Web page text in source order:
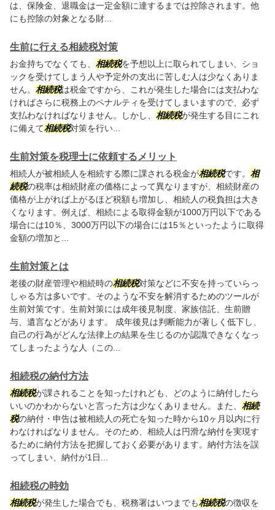
は、保険金、退職金は一定金額に達するまでは控除されます。他
にも控除の対象となる財...
生前に行える相続税対策
お金持ちでなくても、 相続税を予想以上に取られてしまい、ショ
ックを受けてしまう人や予定外の支出に苦しむ人は少なくありま
せん。 相続税は税金ですから、これが発生した場合には支払わな
ければさらに税務上のペナルティを受けてしまいますので、必ず
支払わなければなりません。しかし、 相続税が発生する目にこれ
に備えて相続税対策を行い...
生前対策を税理士に依頼するメリット
相続人が被相続人を相続する際に課される税金が相続税です。 相
続税の税率は相続財産の価格によって異なりますが、相続財産の
価格が上がれば上がるほど税額も増加し、相続人の税負担は大き
くなります。例えば、相続による取得金額が1000万円以下である
場合には10％、3000万円以下の場合には15％といったように取得
金額の増加と...
生前対策とは
老後の財産管理や相続時の相続税対策などに不安を持っていらっ
しゃる方は多いです。そのような不安を解消するためのツールが
生前対策です。生前対策には成年後見制度、家族信託、生前贈
与、遺言などがあります。 成年後見は判断能力が著しく低下し、
自己の行為がどんな法律上の結果を生じるのか認識できなくなっ
てしまったような人（この...
相続税の納付方法
相続税が課されることを知ったけれども、どのように納付したら
いいのかわからないと言った方は少なくありません。また、 相続
税の納付・申告は被相続人の死亡を知った時から10ヶ月以内に行
わなければなりません。そのため、相続人は円滑な納付を実現す
るために納付方法を把握しておく必要があります。納付方法を誤
ってしまい、納付が1日...
相続税の時効
相続税が発生した場合でも、税務署はいつまでも相続税の徴収を